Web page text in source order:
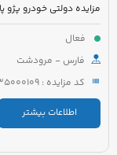
فعال
فارس - مرودشت
کد مزایده : 5221007335000109
اطلاعات بیشتر